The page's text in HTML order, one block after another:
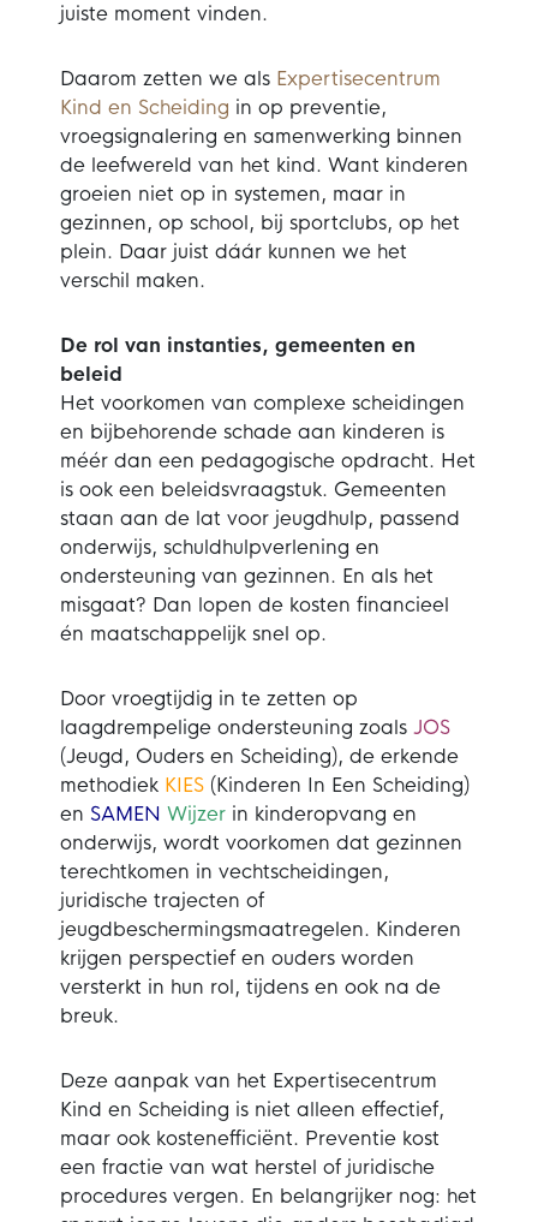
juiste moment vinden.
Daarom zetten we als Expertisecentrum
Kind en Scheiding in op preventie,
vroegsignalering en samenwerking binnen
de leefwereld van het kind. Want kinderen
groeien niet op in systemen, maar in
gezinnen, op school, bij sportclubs, op het
plein. Daar juist dáár kunnen we het
verschil maken.
De rol van instanties, gemeenten en
beleid
Het voorkomen van complexe scheidingen
en bijbehorende schade aan kinderen is
méér dan een pedagogische opdracht. Het
is ook een beleidsvraagstuk. Gemeenten
staan aan de lat voor jeugdhulp, passend
onderwijs, schuldhulpverlening en
ondersteuning van gezinnen. En als het
misgaat? Dan lopen de kosten financieel
én maatschappelijk snel op.
Door vroegtijdig in te zetten op
laagdrempelige ondersteuning zoals JOS
(Jeugd, Ouders en Scheiding), de erkende
methodiek KIES (Kinderen In Een Scheiding)
en SAMEN Wijzer in kinderopvang en
onderwijs, wordt voorkomen dat gezinnen
terechtkomen in vechtscheidingen,
juridische trajecten of
jeugdbeschermingsmaatregelen. Kinderen
krijgen perspectief en ouders worden
versterkt in hun rol, tijdens en ook na de
breuk.
Deze aanpak van het Expertisecentrum
Kind en Scheiding is niet alleen effectief,
maar ook kostenefficiënt. Preventie kost
een fractie van wat herstel of juridische
procedures vergen. En belangrijker nog: het